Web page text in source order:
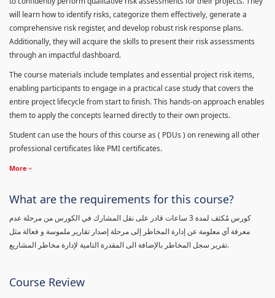
will learn how to identify risks, categorize them effectively, generate a
comprehensive risk register, and develop robust risk response plans.
Additionally, they will acquire the skills to present their risk assessments
through an impactful dashboard.
The course materials include templates and essential project risk items,
enabling participants to engage in a practical case study that covers the
entire project lifecycle from start to finish. This hands-on approach enables
them to apply the concepts learned directly to their own projects.
Student can use the hours of this course as ( PDUs ) on renewing all other
professional certificates like PMI certificates.
More
What are the requirements for this course?
كورس مٌكثف لمدة 3 ساعات قادر على نقل المشارك في الكورس من مرحلة عدم
معرفة أي معلومة عن إدارة المخاطر إلى مرحلة إصدار تقارير ملموسة و فعالة مثل
تقرير سجل المخاطر بالإضافة الى المقدرة التامية لإدارة مخاطر المشاريع.
Course Review